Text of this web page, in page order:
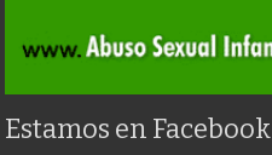
Estamos en Facebook